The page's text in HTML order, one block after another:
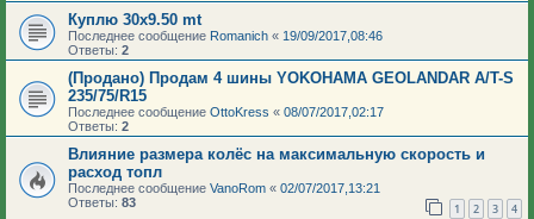
Куплю 30x9.50 mt
Последнее сообщение Romanich « 19/09/2017,08:46
Ответы: 2
(Продано) Продам 4 шины YOKOHAMA GEOLANDAR A/T-S
235/75/R15
Последнее сообщение OttoKress « 08/07/2017,02:17
Ответы: 2
Влияние размера колёс на максимальную скорость и
расход топл
Последнее сообщение VanoRom « 02/07/2017,13:21
Ответы: 83 1 2 3 4